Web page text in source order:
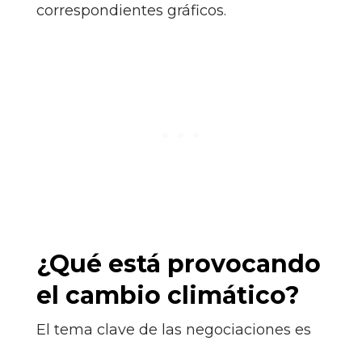
correspondientes gráficos.
¿Qué está provocando
el cambio climático?
El tema clave de las negociaciones es